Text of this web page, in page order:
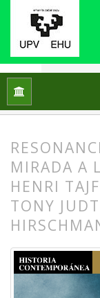
Inicio
MIRADA A
HENRI
TONY